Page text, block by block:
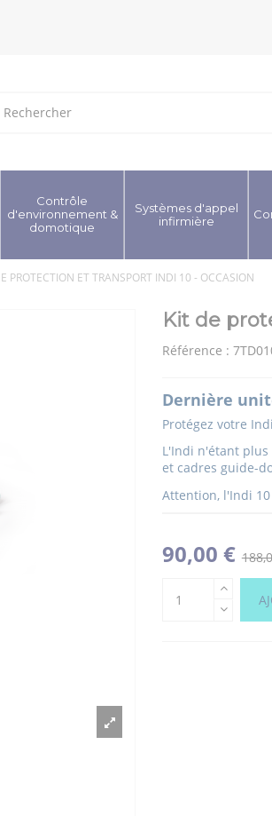
Contrôle
d'environnement &
domotique
Systèmes d'appel
infirmière
PROTECTION ET TRANSPORT INDI 10 - OCCASION
Kit de
Référence :
Dernière
Protégez votre
L'Indi n'étant plus
et cadres guide-
Attention, l'Indi
90,00 €